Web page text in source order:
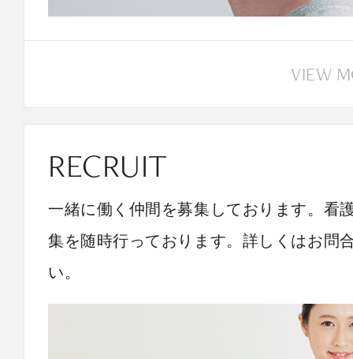
VIEW
RECRUIT
一緒に働く仲間を募集しております。看
集を随時行っております。詳しくはお問
い。